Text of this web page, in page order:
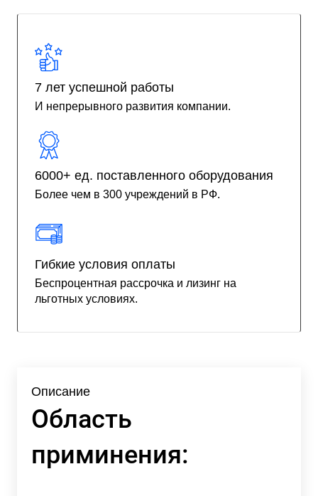
7 лет успешной работы
И непрерывного развития компании.
6000+ ед. поставленного оборудования
Более чем в 300 учреждений в РФ.
Гибкие условия оплаты
Беспроцентная рассрочка и лизинг на
льготных условиях.
Описание
Область
приминения: